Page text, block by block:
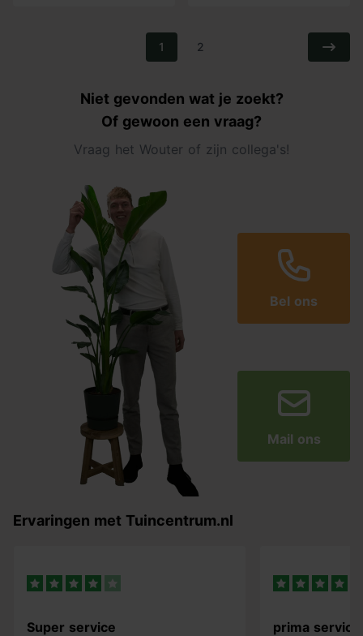
1 2
Niet gevonden wat je zoekt?
Of gewoon een vraag?
Vraag het Wouter of zijn collega's!
Bel ons
Mail ons
Ervaringen met Tuincentrum.nl
Super service prima service